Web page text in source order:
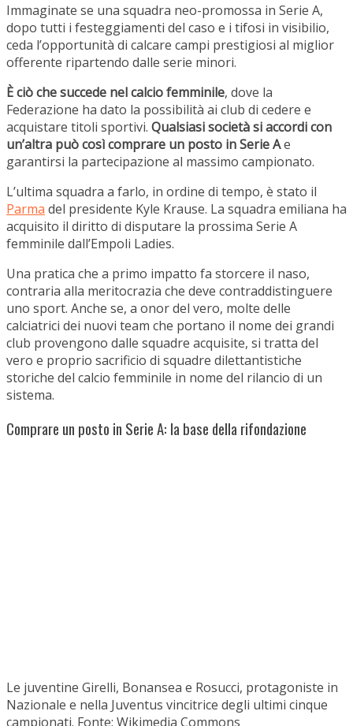
Immaginate se una squadra neo-promossa in Serie A,
dopo tutti i festeggiamenti del caso e i tifosi in visibilio,
ceda l’opportunità di calcare campi prestigiosi al miglior
offerente ripartendo dalle serie minori.
È ciò che succede nel calcio femminile, dove la
Federazione ha dato la possibilità ai club di cedere e
acquistare titoli sportivi. Qualsiasi società si accordi con
un’altra può così comprare un posto in Serie Ae
garantirsi la partecipazione al massimo campionato.
L’ultima squadra a farlo, in ordine di tempo, è stato il
Parma del presidente Kyle Krause. La squadra emiliana ha
acquisito il diritto di disputare la prossima Serie A
femminile dall’Empoli Ladies.
Una pratica che a primo impatto fa storcere il naso,
contraria alla meritocrazia che deve contraddistinguere
uno sport. Anche se, a onor del vero, molte delle
calciatrici dei nuovi team che portano il nome dei grandi
club provengono dalle squadre acquisite, si tratta del
vero e proprio sacrificio di squadre dilettantistiche
storiche del calcio femminile in nome del rilancio di un
sistema.
Comprare un posto in Serie A: la base della rifondazione
Le juventine Girelli, Bonansea e Rosucci, protagoniste in
Nazionale e nella Juventus vincitrice degli ultimi cinque
campionati. Fonte: Wikimedia Commons